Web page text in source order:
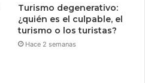
Turismo degenerativo:
¿quién es el culpable, el
turismo o los turistas?
Hace 2 semanas